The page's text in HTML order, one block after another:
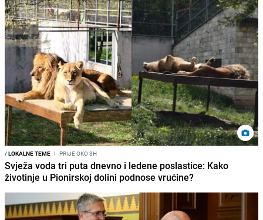
/LOKALNE TEME I PRIJE OKO 3H
Svježa voda tri puta dnevno i ledene poslastice: Kako
životinje u Pionirskoj dolini podnose vrućine?